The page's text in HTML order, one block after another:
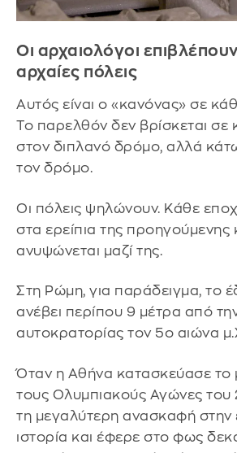
Οι αρχαιολόγοι
αρχαίες πόλεις
Αυτός είναι ο «κανόνας» σε
Το παρελθόν δεν βρίσκεται σε
στον διπλανό δρόμο, αλλά
τον δρόμο.
Οι πόλεις ψηλώνουν. Κάθε
στα ερείπια της προηγούμενης
ανυψώνεται μαζί της.
Στη Ρώμη, για παράδειγμα, το
ανέβει περίπου 9 μέτρα από
αυτοκρατορίας τον 5ο αιώνα
Όταν η Αθήνα κατασκεύασε το
τους Ολυμπιακούς Αγώνες του
τη μεγαλύτερη ανασκαφή στην
ιστορία και έφερε στο φως